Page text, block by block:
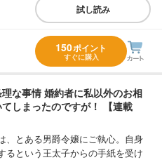
試し読み
150ポイント
すぐに購入
な事情 婚約者に私以外のお相
しまったのですが！ 【連載
とある男爵令嬢にご執心。自身
るという王太子からの手紙を受け